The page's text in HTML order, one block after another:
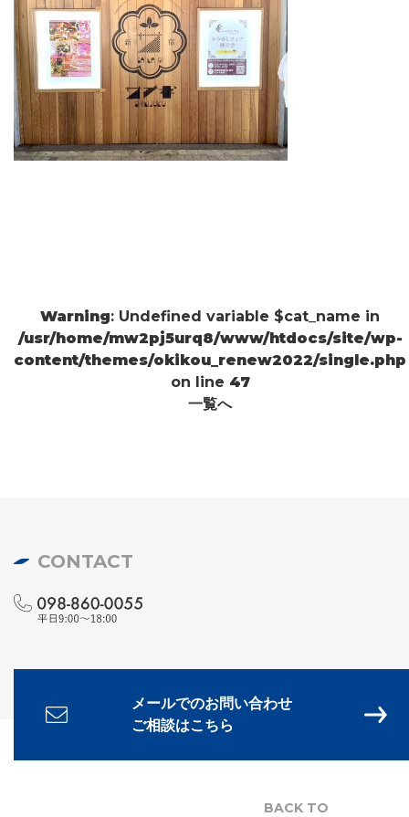
Warning: Undefined variable $cat_name in
/usr/home/mw2pj5urq8/www/htdocs/site/wp-
content/themes/okikou_renew2022/single.php
on line 47
一覧へ
CONTACT
メールでのお問い合わせ
ご相談はこちら
BACK TO